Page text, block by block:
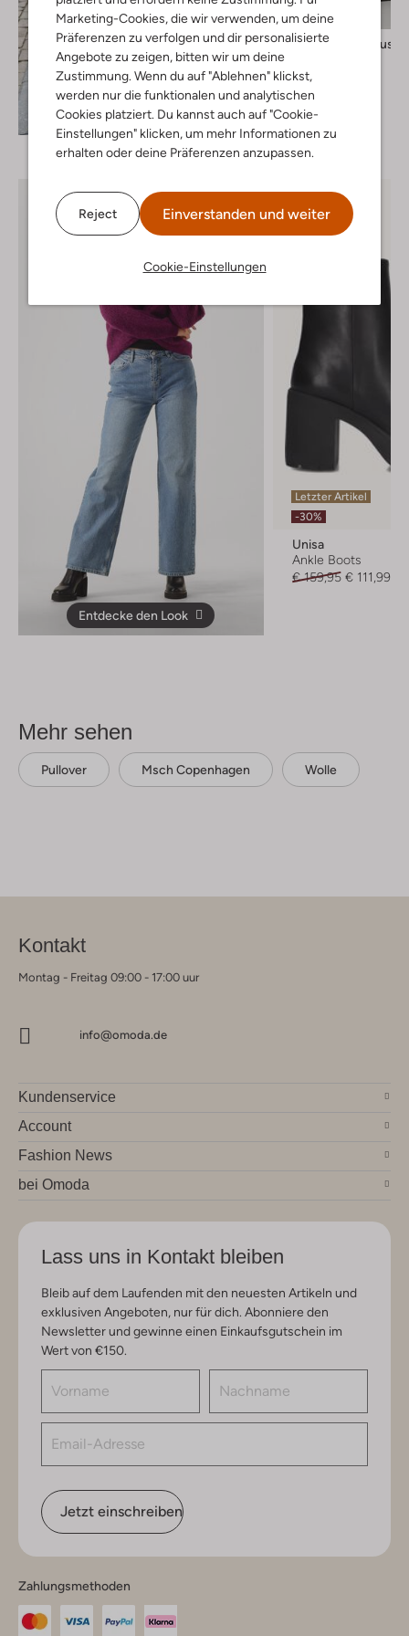
Marketing-Cookies, die wir verwenden, um deine
Präferenzen zu verfolgen und dir personalisierte
Angebote zu zeigen, bitten wir um deine
Zustimmung. Wenn du auf "Ablehnen" klickst,
werden nur die funktionalen und analytischen
Cookies platziert. Du kannst auch auf "Cookie-
Einstellungen" klicken, um mehr Informationen zu
erhalten oder deine Präferenzen anzupassen.
Reject Einverstanden und weiter
Cookie-Einstellungen
Entdecke den Look
Copenhagen Muse
€ 129,99
+ mehr farben
Entdecke den Look
Letzter Artikel
-30%
Unisa
Ankle Boots
€ 159,95 € 111,99
Mehr sehen
Pullover Msch Copenhagen Wolle
Kontakt
Montag - Freitag 09:00 - 17:00 uur
info@omoda.de
Kundenservice
Account
Fashion News
bei Omoda
Lass uns in Kontakt bleiben
Bleib auf dem Laufenden mit den neuesten Artikeln und
exklusiven Angeboten, nur für dich. Abonniere den
Newsletter und gewinne einen Einkaufsgutschein im
Wert von €150.
Jetzt einschreiben
Zahlungsmethoden